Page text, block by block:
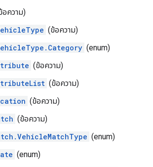
อความ)
(ข้อความ)
(enum)
(ข้อความ)
(ข้อความ)
(ข้อความ)
(ข้อความ)
(enum)
(enum)